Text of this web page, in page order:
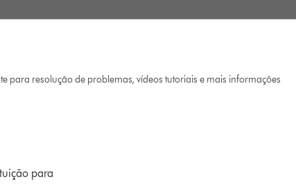
para resolução de problemas, vídeos tutoriais e mais informações
para